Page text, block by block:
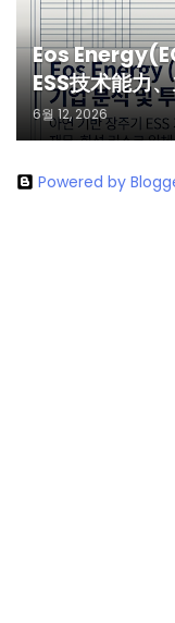
Eos
ESS技术能力
6월 12, 2026
Powered by